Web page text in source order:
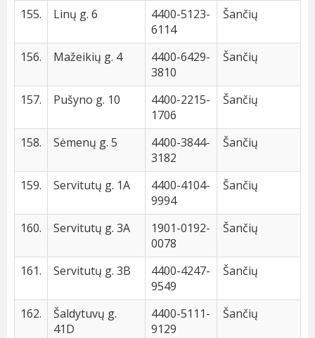
155. Linų g. 6
4400-5123-
6114
Šančių
156. Mažeikių g. 4
4400-6429-
3810
Šančių
157. Pušyno g. 10
4400-2215-
1706
Šančių
158. Sėmenų g. 5
4400-3844-
3182
Šančių
159. Servitutų g. 1A
4400-4104-
9994
Šančių
160. Servitutų g. 3A
1901-0192-
0078
Šančių
161. Servitutų g. 3B
4400-4247-
9549
Šančių
162.
Šaldytuvų g.
41D
4400-5111-
9129
Šančių